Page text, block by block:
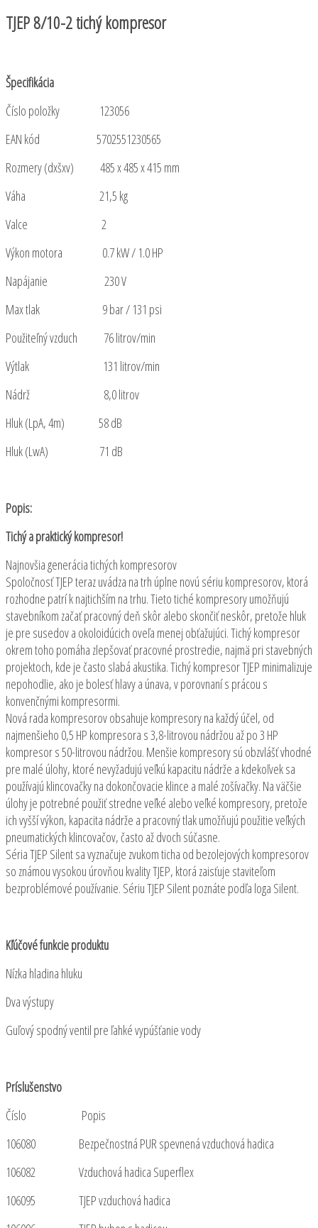
TJEP 8/10-2 tichý kompresor
Špecifikácia
Číslo položky 123056
EAN kód 5702551230565
Rozmery (dxšxv) 485 x 485 x 415 mm
Váha 21,5 kg
Valce 2
Výkon motora 0.7 kW / 1.0 HP
Napájanie 230 V
Max tlak 9 bar / 131 psi
Použiteľný vzduch 76 litrov/min
Výtlak 131 litrov/min
Nádrž 8,0 litrov
Hluk (LpA, 4m) 58 dB
Hluk (LwA) 71 dB
Popis:
Tichý a praktický kompresor!
Najnovšia generácia tichých kompresorov
Spoločnosť TJEP teraz uvádza na trh úplne novú sériu kompresorov, ktorá
rozhodne patrí k najtichším na trhu. Tieto tiché kompresory umožňujú
stavebníkom začať pracovný deň skôr alebo skončiť neskôr, pretože hluk
je pre susedov a okoloidúcich oveľa menej obťažujúci. Tichý kompresor
okrem toho pomáha zlepšovať pracovné prostredie, najmä pri stavebných
projektoch, kde je často slabá akustika. Tichý kompresor TJEP minimalizuje
nepohodlie, ako je bolesť hlavy a únava, v porovnaní s prácou s
konvenčnými kompresormi.
Nová rada kompresorov obsahuje kompresory na každý účel, od
najmenšieho 0,5 HP kompresora s 3,8-litrovou nádržou až po 3 HP
kompresor s 50-litrovou nádržou. Menšie kompresory sú obzvlášť vhodné
pre malé úlohy, ktoré nevyžadujú veľkú kapacitu nádrže a kdekoľvek sa
používajú klincovačky na dokončovacie klince a malé zošívačky. Na väčšie
úlohy je potrebné použiť stredne veľké alebo veľké kompresory, pretože
ich vyšší výkon, kapacita nádrže a pracovný tlak umožňujú použitie veľkých
pneumatických klincovačov, často až dvoch súčasne.
Séria TJEP Silent sa vyznačuje zvukom ticha od bezolejových kompresorov
so známou vysokou úrovňou kvality TJEP, ktorá zaisťuje staviteľom
bezproblémové používanie. Sériu TJEP Silent poznáte podľa loga Silent.
Kľúčové funkcie produktu
Nízka hladina hluku
Dva výstupy
Guľový spodný ventil pre ľahké vypúšťanie vody
Príslušenstvo
Číslo Popis
106080 Bezpečnostná PUR spevnená vzduchová hadica
106082 Vzduchová hadica Superflex
106095 TJEP vzduchová hadica